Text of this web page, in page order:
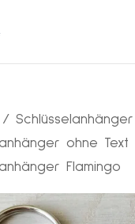
/ Schlüsselanhänger
ohne Text
Flamingo